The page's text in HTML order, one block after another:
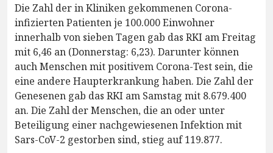
Die Zahl der in Kliniken gekommenen Corona-
infizierten Patienten je 100.000 Einwohner
innerhalb von sieben Tagen gab das RKI am Freitag
mit 6,46 an (Donnerstag: 6,23). Darunter können
auch Menschen mit positivem Corona-Test sein, die
eine andere Haupterkrankung haben. Die Zahl der
Genesenen gab das RKI am Samstag mit 8.679.400
an. Die Zahl der Menschen, die an oder unter
Beteiligung einer nachgewiesenen Infektion mit
Sars-CoV-2 gestorben sind, stieg auf 119.877.